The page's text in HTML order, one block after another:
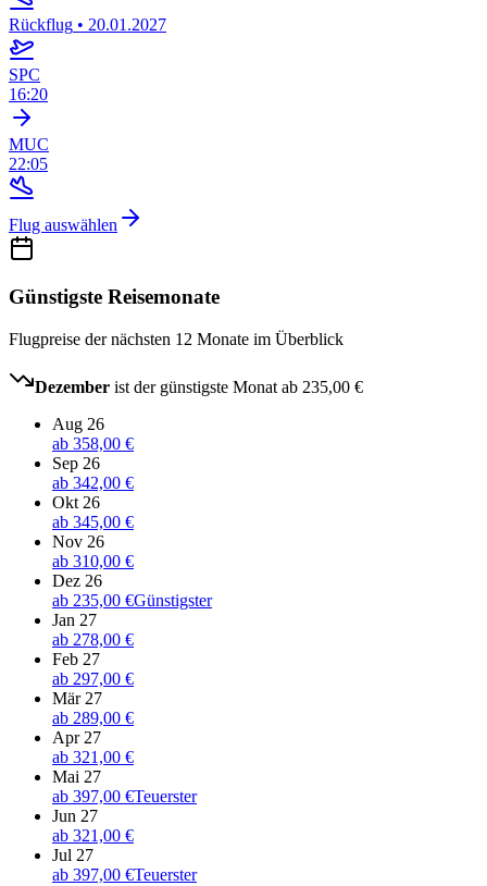
Rückflug • 20.01.2027
SPC
16:20
MUC
22:05
Flug auswählen
Günstigste Reisemonate
Flugpreise der nächsten 12 Monate im Überblick
Dezember ist der günstigste Monat ab 235,00 €
Aug 26
ab 358,00 €
Sep 26
ab 342,00 €
Okt 26
ab 345,00 €
Nov 26
ab 310,00 €
Dez 26
ab 235,00 €Günstigster
Jan 27
ab 278,00 €
Feb 27
ab 297,00 €
Mär 27
ab 289,00 €
Apr 27
ab 321,00 €
Mai 27
ab 397,00 €Teuerster
Jun 27
ab 321,00 €
Jul 27
ab 397,00 €Teuerster